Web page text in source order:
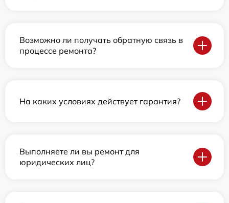
Возможно ли получать обратную связь в
процессе ремонта?
На каких условиях действует гарантия?
Выполняете ли вы ремонт для
юридических лиц?